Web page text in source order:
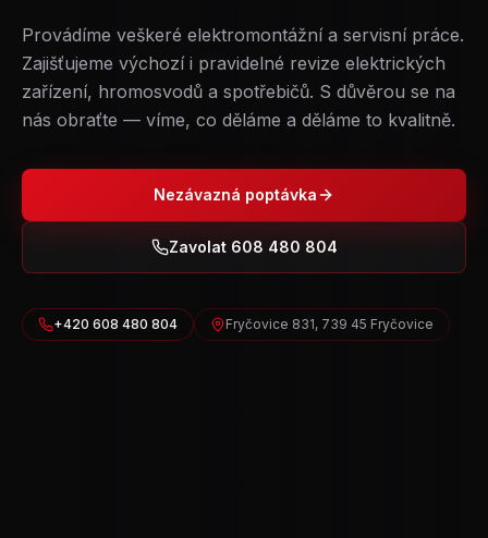
Provádíme veškeré elektromontážní a servisní práce.
Zajišťujeme výchozí i pravidelné revize elektrických
zařízení, hromosvodů a spotřebičů. S důvěrou se na
nás obraťte — víme, co děláme a děláme to kvalitně.
Nezávazná poptávka
Zavolat 608 480 804
+420 608 480 804 Fryčovice 831, 739 45 Fryčovice